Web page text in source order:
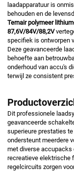
laadapparatuur is
behouden en de
Ternair polymeer
87,6V/84V/88,2V
specifiek is ontworpen
Deze geavanceerde
behoefte aan
onderhoud van accu's
terwijl ze consistent
Dit professionele
geavanceerde
superieure prestaties
ondersteunt meerdere
met diverse accupacks
recreatieve elektrische
regelcircuits zorgen